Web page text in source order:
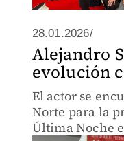
28.01.2026/
Alejandro
evolución
El actor se
Norte para la
Última Noche